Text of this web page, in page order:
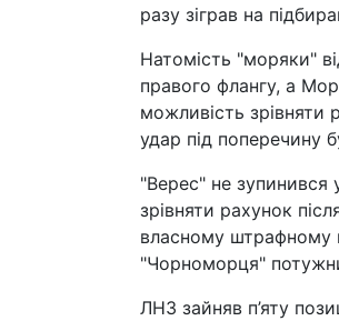
разу зіграв на
Натомість "моряки"
правого флангу, а
можливість зрівняти
удар під поперечину
"Верес" не зупинився
зрівняти рахунок
власному штрафному
"Чорноморця"
ЛНЗ зайняв п’яту